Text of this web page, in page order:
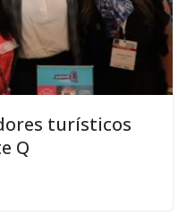
turísticos
Q